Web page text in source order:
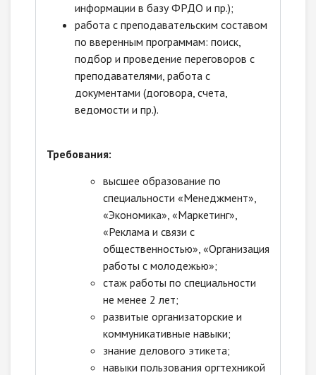
информации в базу ФРДО и пр.);
работа с преподавательским составом
по вверенным программам: поиск,
подбор и проведение переговоров с
преподавателями, работа с
документами (договора, счета,
ведомости и пр.).
Требования:
высшее образование по
специальности «Менеджмент»,
«Экономика», «Маркетинг»,
«Реклама и связи с
общественностью», «Организация
работы с молодежью»;
стаж работы по специальности
не менее 2 лет;
развитые организаторские и
коммуникативные навыки;
знание делового этикета;
навыки пользования оргтехникой